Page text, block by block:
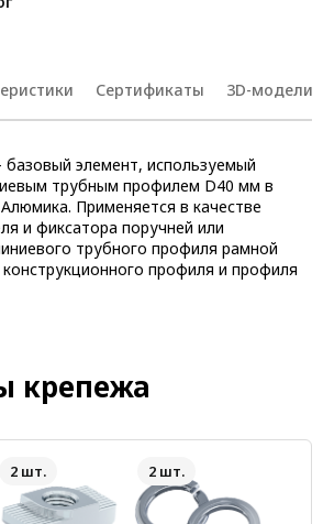
Сертификаты 3D-модели
элемент, используемый
трубным профилем D40 мм в
Применяется в качестве
и фиксатора поручней или
трубного профиля рамной
профиля и профиля
крепежа
2 шт. 2 шт.